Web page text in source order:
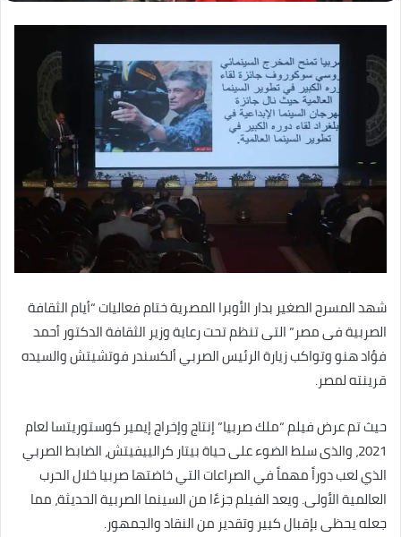
شهد المسرح الصغير بدار الأوبرا المصرية ختام فعاليات “أيام الثقافة
الصربية فى مصر” التى تنظم تحت رعاية وزير الثقافة الدكتور أحمد
فؤاد هنو وتواكب زيارة الرئيس الصربي ألكسندر فوتشيتش والسيده
قرينته لمصر.
حيث تم عرض فيلم “ملك صربيا” إنتاج وإخراج إيمير كوستوريتسا لعام
2021، والذى سلط الضوء على حياة بيتار كرالييفيتش، الضابط الصربي
الذي لعب دوراً مهماً في الصراعات التي خاضتها صربيا خلال الحرب
العالمية الأولى. ويعد الفيلم جزءًا من السينما الصربية الحديثة، مما
جعله يحظى بإقبال كبير وتقدير من النقاد والجمهور.